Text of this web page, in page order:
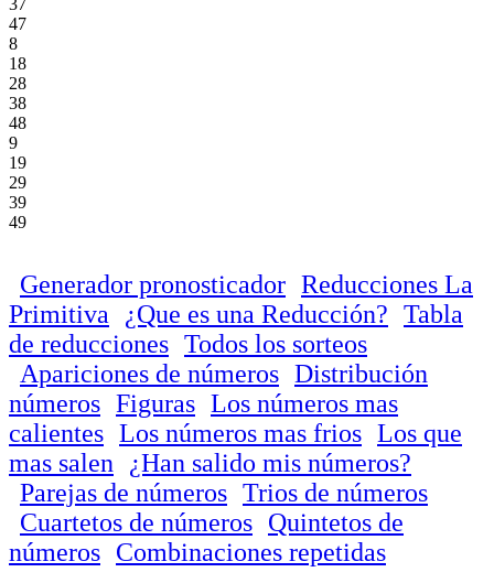
47
8
18
28
38
48
9
19
29
39
49
Generador pronosticador Reducciones La
Primitiva
¿Que es una Reducción? Tabla
de reducciones Todos los sorteos
Apariciones de números Distribución
números Figuras Los números mas
calientes Los números mas frios Los que
mas salen
¿Han salido mis números?
Parejas de números Trios de números
Cuartetos de números Quintetos de
números Combinaciones repetidas